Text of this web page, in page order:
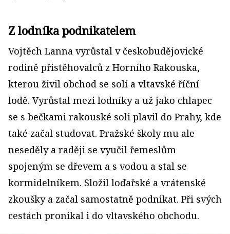
Z lodníka podnikatelem
Vojtěch Lanna vyrůstal v českobudějovické
rodině přistěhovalců z Horního Rakouska,
kterou živil obchod se solí a vltavské říční
lodě. Vyrůstal mezi lodníky a už jako chlapec
se s bečkami rakouské soli plavil do Prahy, kde
také začal studovat. Pražské školy mu ale
neseděly a raději se vyučil řemeslům
spojeným se dřevem a s vodou a stal se
kormidelníkem. Složil loďařské a vrátenské
zkoušky a začal samostatně podnikat. Při svých
cestách pronikal i do vltavského obchodu.